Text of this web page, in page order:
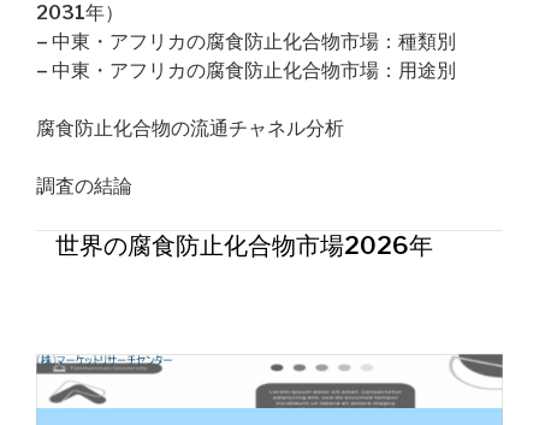
2031年）
– 中東・アフリカの腐食防止化合物市場：種類別
– 中東・アフリカの腐食防止化合物市場：用途別
腐食防止化合物の流通チャネル分析
調査の結論
世界の腐食防止化合物市場2026年